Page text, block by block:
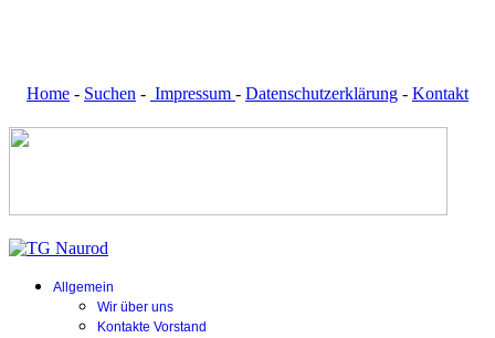
Home - Suchen - Impressum - Datenschutzerklärung - Kontakt
Allgemein
Wir über uns
Kontakte Vorstand